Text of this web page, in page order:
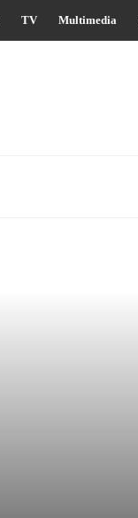
TV Multimedia